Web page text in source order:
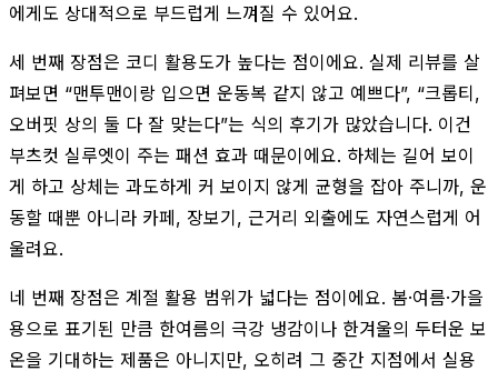
에게도 상대적으로 부드럽게 느껴질 수 있어요.
세 번째 장점은 코디 활용도가 높다는 점이에요. 실제 리뷰를 살
펴보면 “맨투맨이랑 입으면 운동복 같지 않고 예쁘다”, “크롭티,
오버핏 상의 둘 다 잘 맞는다”는 식의 후기가 많았습니다. 이건
부츠컷 실루엣이 주는 패션 효과 때문이에요. 하체는 길어 보이
게 하고 상체는 과도하게 커 보이지 않게 균형을 잡아 주니까, 운
동할 때뿐 아니라 카페, 장보기, 근거리 외출에도 자연스럽게 어
울려요.
네 번째 장점은 계절 활용 범위가 넓다는 점이에요. 봄·여름·가을
용으로 표기된 만큼 한여름의 극강 냉감이나 한겨울의 두터운 보
온을 기대하는 제품은 아니지만, 오히려 그 중간 지점에서 실용